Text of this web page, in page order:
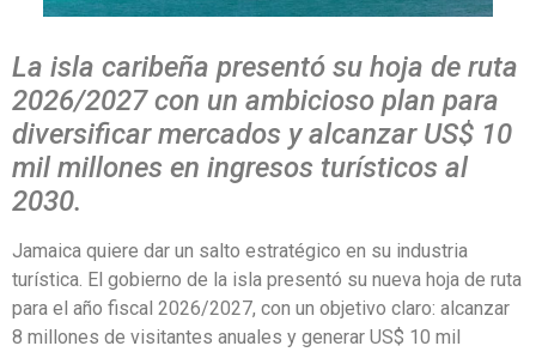
La isla caribeña presentó su hoja de ruta
2026/2027 con un ambicioso plan para
diversificar mercados y alcanzar US$ 10
mil millones en ingresos turísticos al
2030.
Jamaica quiere dar un salto estratégico en su industria
turística. El gobierno de la isla presentó su nueva hoja de ruta
para el año fiscal 2026/2027, con un objetivo claro: alcanzar
8 millones de visitantes anuales y generar US$ 10 mil